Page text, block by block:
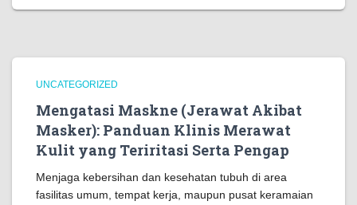
UNCATEGORIZED
Mengatasi Maskne (Jerawat Akibat
Masker): Panduan Klinis Merawat
Kulit yang Teriritasi Serta Pengap
Menjaga kebersihan dan kesehatan tubuh di area
fasilitas umum, tempat kerja, maupun pusat keramaian